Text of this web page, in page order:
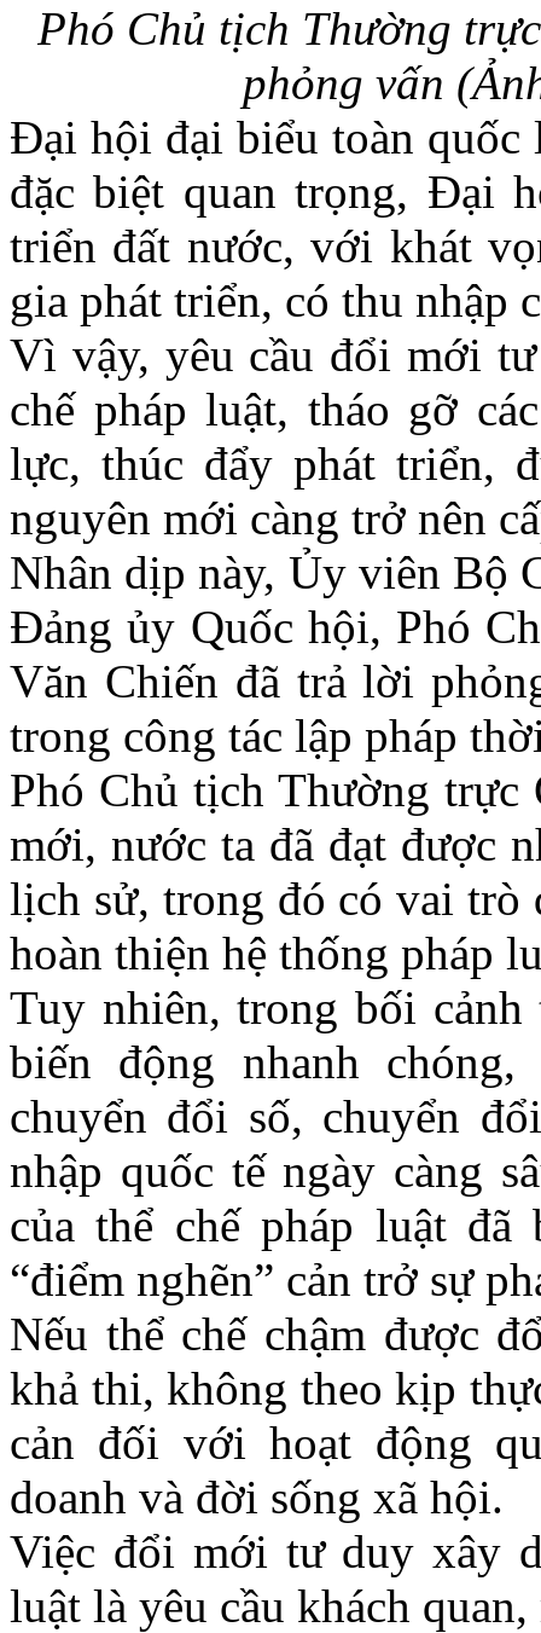
Phó Chủ tịch Thường
phỏng vấn
Đại hội đại biểu toàn
đặc biệt quan trọng, Đại
triển đất nước, với khát
gia phát triển, có thu nhập
Vì vậy, yêu cầu đổi mới
chế pháp luật, tháo gỡ
lực, thúc đẩy phát triển,
nguyên mới càng trở nên
Nhân dịp này, Ủy viên Bộ
Đảng ủy Quốc hội, Phó
Văn Chiến đã trả lời
trong công tác lập pháp
Phó Chủ tịch Thường trực
mới, nước ta đã đạt được
lịch sử, trong đó có vai trò
hoàn thiện hệ thống pháp
Tuy nhiên, trong bối
biến động nhanh
chuyển đổi số, chuyển
nhập quốc tế ngày càng
của thể chế pháp luật
“điểm nghẽn” cản trở sự
Nếu thể chế chậm được
khả thi, không theo kịp
cản đối với hoạt động
doanh và đời sống xã hội.
Việc đổi mới tư duy xây
luật là yêu cầu khách